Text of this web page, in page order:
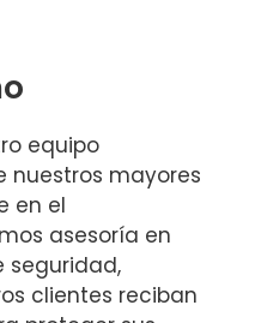
equipo
nuestros mayores
en el
asesoría en
seguridad,
clientes reciban